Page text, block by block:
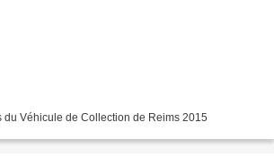
Véhicule de Collection de Reims 2015